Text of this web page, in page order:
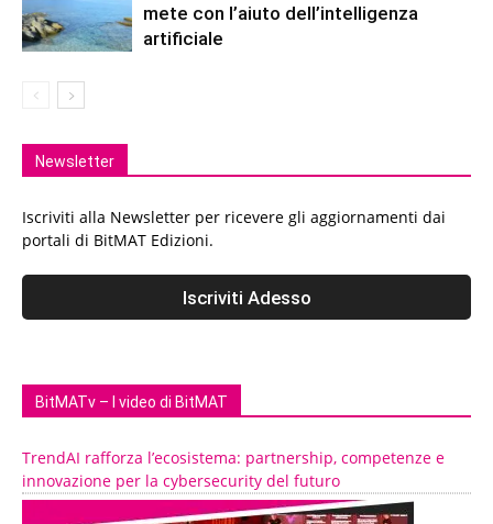
mete con l’aiuto dell’intelligenza
artificiale
Newsletter
Iscriviti alla Newsletter per ricevere gli aggiornamenti dai
portali di BitMAT Edizioni.
BitMATv – I video di BitMAT
TrendAI rafforza l’ecosistema: partnership, competenze e
innovazione per la cybersecurity del futuro